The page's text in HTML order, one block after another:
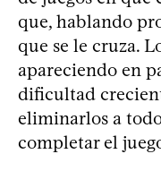
que, hablando
que se le cruza.
apareciendo en
dificultad
eliminarlos a
completar el